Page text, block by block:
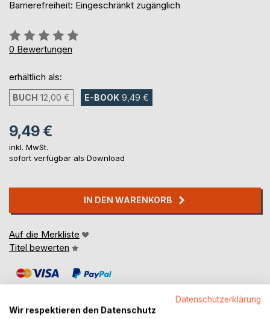
Barrierefreiheit: Eingeschränkt zugänglich
Bewertung::
0%
0 Bewertungen
erhältlich als:
BUCH 12,00 € E-BOOK 9,49 €
9,49 €
inkl. MwSt.
sofort verfügbar als Download
IN DEN WARENKORB
Auf die Merkliste
Titel bewerten
Datenschutzerklärung
Wir respektieren den Datenschutz